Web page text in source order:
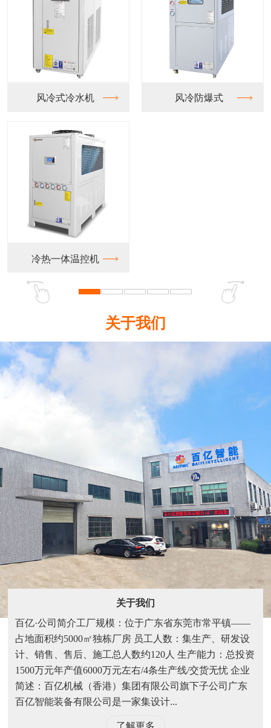
风冷防爆式
温控机
水冷螺杆
关于我们
关于我们
百亿·公司简介工厂规模：位于广东省东莞市常平镇——
占地面积约5000㎡独栋厂房 员工人数：集生产、研发设
计、销售、售后、施工总人数约120人 生产能力：总投资
1500万元年产值6000万元左右/4条生产线/交货无忧 企业
简述：百亿机械（香港）集团有限公司旗下子公司广东
百亿智能装备有限公司是一家集设计...
了解更多